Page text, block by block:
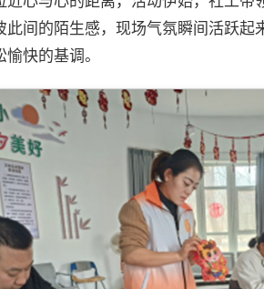
此间的陌生感，现场气氛瞬间活跃
快的基调。